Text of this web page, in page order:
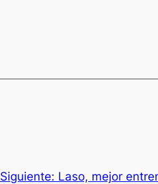
Siguiente: Laso, mejor